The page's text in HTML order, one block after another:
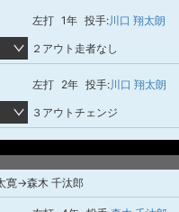
左打 1年 投手:川口 翔太朗
２アウト走者なし
左打 2年 投手:川口 翔太朗
３アウトチェンジ
寛→森木 千汰郎